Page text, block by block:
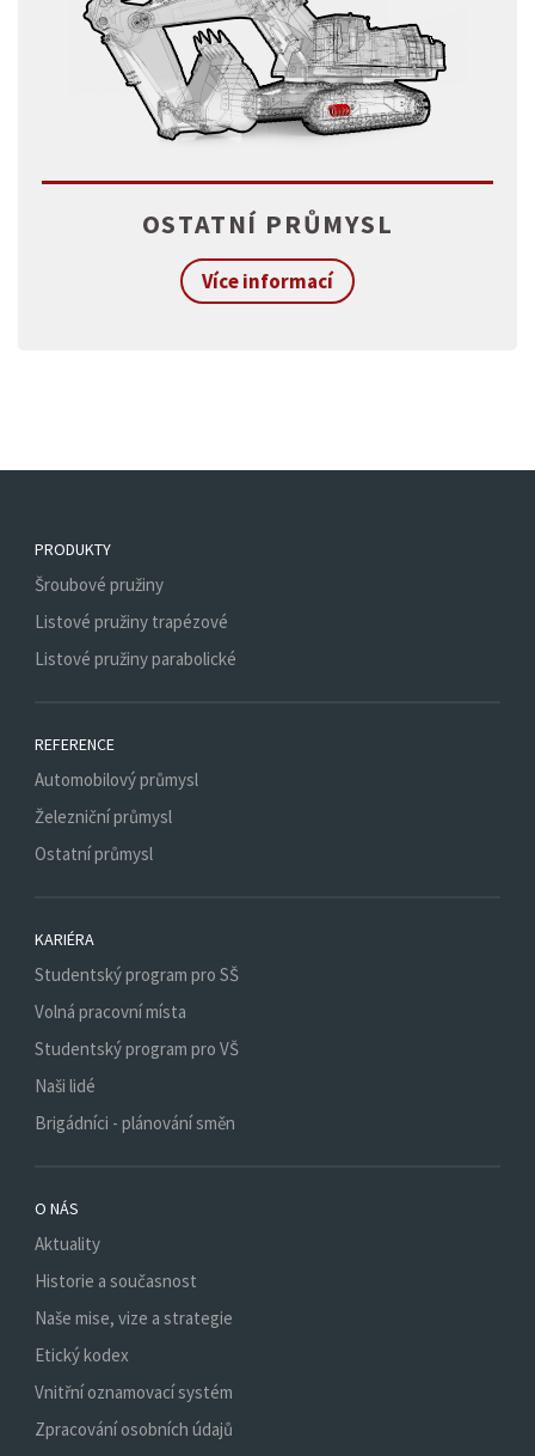
OSTATNÍ PRŮMYSL
Více informací
PRODUKTY
Šroubové pružiny
Listové pružiny trapézové
Listové pružiny parabolické
REFERENCE
Automobilový průmysl
Železniční průmysl
Ostatní průmysl
KARIÉRA
Studentský program pro SŠ
Volná pracovní místa
Studentský program pro VŠ
Naši lidé
Brigádníci - plánování směn
O NÁS
Aktuality
Historie a současnost
Naše mise, vize a strategie
Etický kodex
Vnitřní oznamovací systém
Zpracování osobních údajů